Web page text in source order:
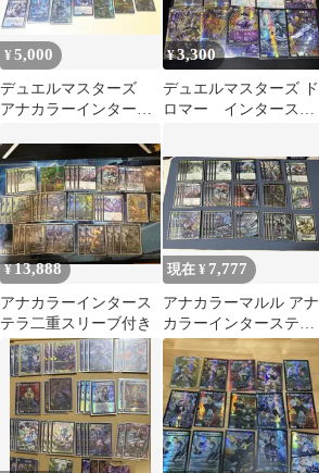
¥5,000
デュエルマスターズ
アナカラーインタース
¥3,300
デュエルマスターズ ド
ロマー インターステ
¥13,888
アナカラーインタース
テラ二重スリーブ付き
現在 ¥ 7,777
アナカラーマルル アナ
カラーインターステラ
デッキパーツ